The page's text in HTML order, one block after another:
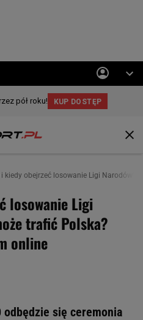
i kiedy obejrzeć losowanie Ligi Narodów?
losowanie Ligi
trafić Polska?
online
się ceremonia